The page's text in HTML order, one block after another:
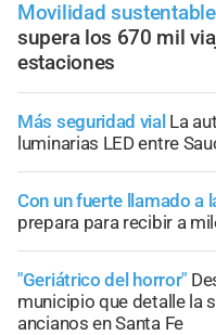
Movilidad sustentable
supera los 670 mil
estaciones
Más seguridad vial La
luminarias LED entre
Con un fuerte llamado a
prepara para recibir a
"Geriátrico del horror"
municipio que detalle la
ancianos en Santa Fe